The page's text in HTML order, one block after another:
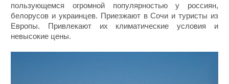
пользующемся огромной популярностью у россиян,
белорусов и украинцев. Приезжают в Сочи и туристы из
Европы. Привлекают их климатические условия и
невысокие цены.